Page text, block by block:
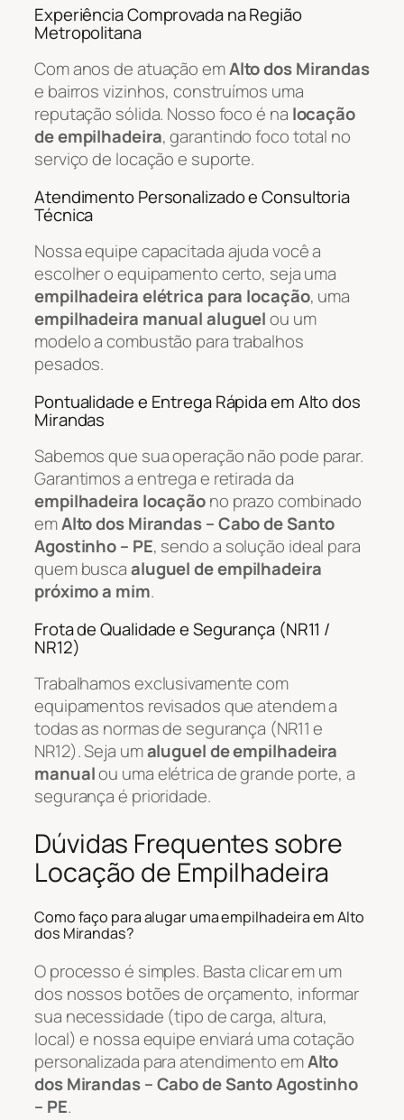
Experiência Comprovada na Região
Metropolitana
Com anos de atuação emAlto dos Mirandas
e bairros vizinhos, construímos uma
reputação sólida. Nosso foco é na locação
de empilhadeira, garantindo foco total no
serviço de locação e suporte.
Atendimento Personalizado e Consultoria
Técnica
Nossa equipe capacitada ajuda você a
escolher o equipamento certo, seja uma
empilhadeira elétrica para locação, uma
empilhadeira manual aluguelou um
modelo a combustão para trabalhos
pesados.
Pontualidade e Entrega Rápida em Alto dos
Mirandas
Sabemos que sua operação não pode parar.
Garantimos a entrega e retirada da
empilhadeira locaçãono prazo combinado
emAlto dos Mirandas – Cabo de Santo
Agostinho – PE, sendo a solução ideal para
quem buscaaluguel de empilhadeira
próximo a mim.
Frota de Qualidade e Segurança (NR11 /
NR12)
Trabalhamos exclusivamente com
equipamentos revisados que atendem a
todas as normas de segurança (NR11 e
NR12). Seja umaluguel de empilhadeira
manualou uma elétrica de grande porte, a
segurança é prioridade.
Dúvidas Frequentes sobre
Locação de Empilhadeira
Como faço para alugar uma empilhadeira em Alto
dos Mirandas?
O processo é simples. Basta clicar em um
dos nossos botões de orçamento, informar
sua necessidade (tipo de carga, altura,
local) e nossa equipe enviará uma cotação
personalizada para atendimento emAlto
dos Mirandas – Cabo de Santo Agostinho
– PE.